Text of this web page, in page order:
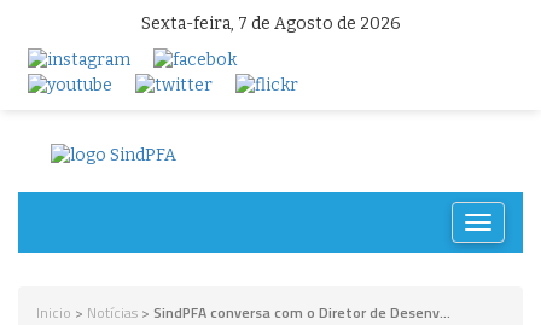
Sexta-feira, 7 de Agosto de 2026
Toggle
Inicio > Notícias > SindPFA conversa com o Diretor de Desenv...